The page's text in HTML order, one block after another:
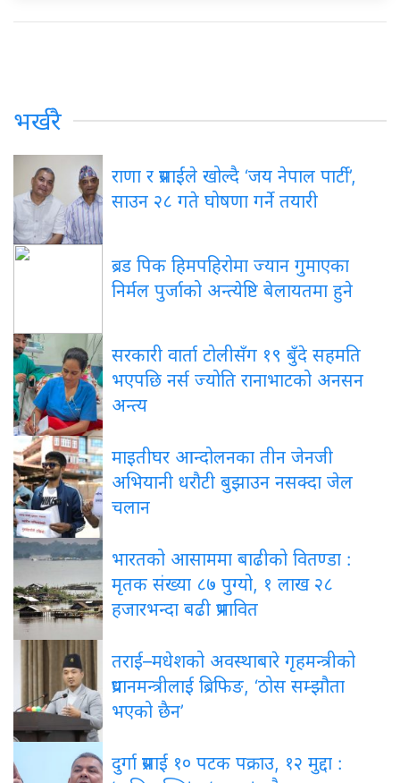
भर्खरै
राणा र प्रसाईंले खोल्दै ‘जय नेपाल पार्टी’,
साउन २८ गते घोषणा गर्ने तयारी
ब्रड पिक हिमपहिरोमा ज्यान गुमाएका
निर्मल पुर्जाको अन्त्येष्टि बेलायतमा हुने
सरकारी वार्ता टोलीसँग १९ बुँदे सहमति
भएपछि नर्स ज्योति रानाभाटको अनसन
अन्त्य
माइतीघर आन्दोलनका तीन जेनजी
अभियानी धरौटी बुझाउन नसक्दा जेल
चलान
भारतको आसाममा बाढीको वितण्डा :
मृतक संख्या ८७ पुग्यो, १ लाख २८
हजारभन्दा बढी प्रभावित
तराई–मधेशको अवस्थाबारे गृहमन्त्रीको
प्रधानमन्त्रीलाई ब्रिफिङ, ‘ठोस सम्झौता
भएको छैन’
दुर्गा प्रसाईं १० पटक पक्राउ, १२ मुद्दा :